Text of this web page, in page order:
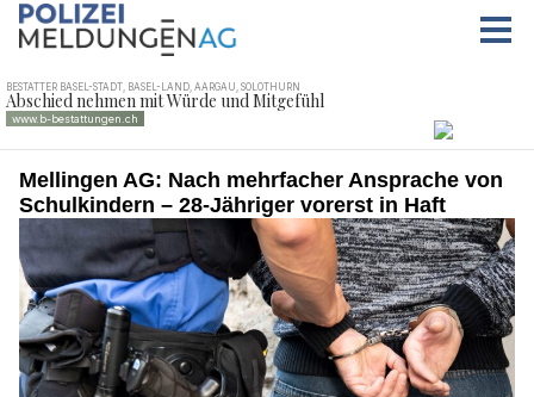
Mellingen AG: Nach mehrfacher Ansprache von
Schulkindern – 28-Jähriger vorerst in Haft